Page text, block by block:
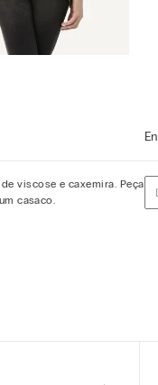
viscose e caxemira. Peça
casaco.